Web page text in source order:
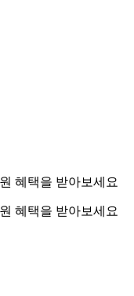
혜택을 받아보세요
혜택을 받아보세요